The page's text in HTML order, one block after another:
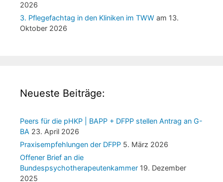
2026
3. Pflegefachtag in den Kliniken im TWW am 13.
Oktober 2026
Neueste Beiträge:
Peers für die pHKP | BAPP + DFPP stellen Antrag an G-
BA 23. April 2026
Praxisempfehlungen der DFPP 5. März 2026
Offener Brief an die
Bundespsychotherapeutenkammer 19. Dezember
2025